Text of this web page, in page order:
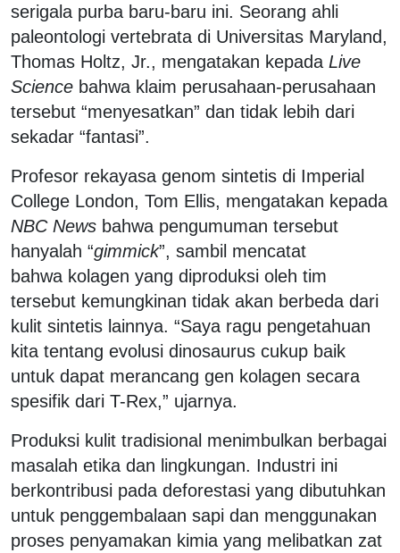
serigala purba baru-baru ini. Seorang ahli
paleontologi vertebrata di Universitas Maryland,
Thomas Holtz, Jr., mengatakan kepada Live
Science bahwa klaim perusahaan-perusahaan
tersebut “menyesatkan” dan tidak lebih dari
sekadar “fantasi”.
Profesor rekayasa genom sintetis di Imperial
College London, Tom Ellis, mengatakan kepada
NBC News bahwa pengumuman tersebut
hanyalah “gimmick”, sambil mencatat
bahwa kolagen yang diproduksi oleh tim
tersebut kemungkinan tidak akan berbeda dari
kulit sintetis lainnya. “Saya ragu pengetahuan
kita tentang evolusi dinosaurus cukup baik
untuk dapat merancang gen kolagen secara
spesifik dari T-Rex,” ujarnya.
Produksi kulit tradisional menimbulkan berbagai
masalah etika dan lingkungan. Industri ini
berkontribusi pada deforestasi yang dibutuhkan
untuk penggembalaan sapi dan menggunakan
proses penyamakan kimia yang melibatkan zat